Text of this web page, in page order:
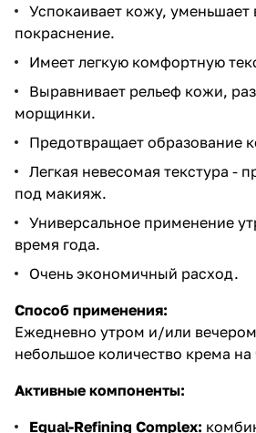
Успокаивает кожу, уменьшает
покраснение.
Имеет легкую комфортную
Выравнивает рельеф кожи,
морщинки.
Предотвращает образование
Легкая невесомая текстура -
под макияж.
Универсальное применение
время года.
Очень экономичный расход.
Способ применения:
Ежедневно утром и/или
небольшое количество крема
Активные компоненты:
Equal-Refining Complex: